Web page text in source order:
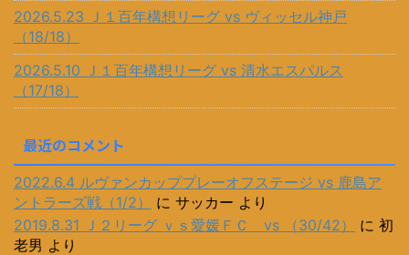
2026.5.23 Ｊ１百年構想リーグ vs ヴィッセル神戸
（18/18）
2026.5.10 Ｊ１百年構想リーグ vs 清水エスパルス
（17/18）
最近のコメント
2022.6.4 ルヴァンカッププレーオフステージ vs 鹿島ア
ントラーズ戦（1/2）
に サッカー より
2019.8.31 Ｊ２リーグ ｖｓ愛媛ＦＣ vs （30/42）
に 初
老男 より